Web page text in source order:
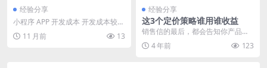
经验分享
小程序 APP 开发成本 开发成本较
高，需要下载安装 开发周期 开发周
期较长 用...
11 月前 13
经验分享
这3个定价策略谁用谁收益
销售信的最后，都会告知你产品的
最终价格是多少，但如果你表达的
不够恰当，会让用户觉...
4 年前 123